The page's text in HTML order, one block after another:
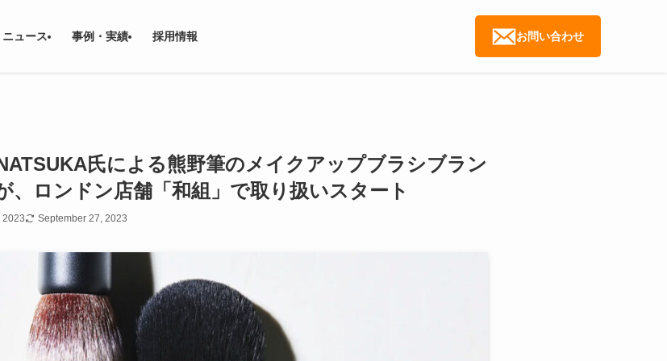
ニュース 事例・実績 採用情報 お問い合わせ
氏による熊野筆のメイクアップブラシブラン
、ロンドン店舗「和組」で取り扱いスタート
2023 September 27, 2023